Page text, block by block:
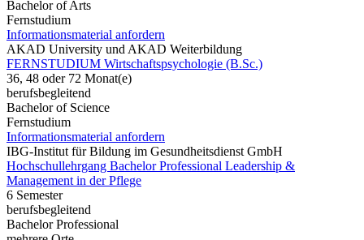
Bachelor of Arts
Fernstudium
Informationsmaterial anfordern
AKAD University und AKAD Weiterbildung
FERNSTUDIUM Wirtschaftspsychologie (B.Sc.)
36, 48 oder 72 Monat(e)
berufsbegleitend
Bachelor of Science
Fernstudium
Informationsmaterial anfordern
IBG-Institut für Bildung im Gesundheitsdienst GmbH
Hochschullehrgang Bachelor Professional Leadership &
Management in der Pflege
6 Semester
berufsbegleitend
Bachelor Professional